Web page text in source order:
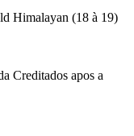
Creditados apos a